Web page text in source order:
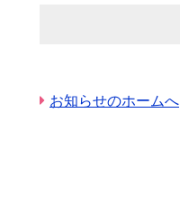
お知らせのホームへ